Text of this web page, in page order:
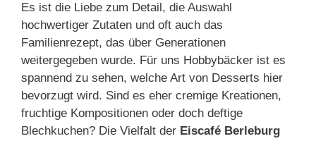
Es ist die Liebe zum Detail, die Auswahl
hochwertiger Zutaten und oft auch das
Familienrezept, das über Generationen
weitergegeben wurde. Für uns Hobbybäcker ist es
spannend zu sehen, welche Art von Desserts hier
bevorzugt wird. Sind es eher cremige Kreationen,
fruchtige Kompositionen oder doch deftige
Blechkuchen? Die Vielfalt der Eiscafé Berleburg